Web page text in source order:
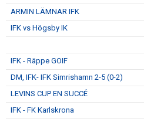
ARMIN LÄMNAR IFK
IFK vs Högsby IK
IFK - Räppe GOIF
DM, IFK- IFK Simrishamn 2-5 (0-2)
LEVINS CUP EN SUCCÉ
IFK - FK Karlskrona